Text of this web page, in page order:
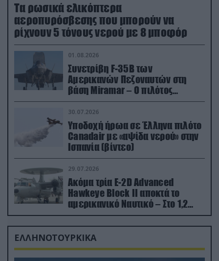
Τα ρωσικά ελικόπτερα
αεροπυρόσβεσης που μπορούν να
ρίχνουν 5 τόνους νερού με 8 μποφόρ
01.08.2026
Συνετρίβη F-35B των
Αμερικανών Πεζοναυτών στη
βάση Miramar – Ο πιλότος
εκτινάχθηκε εγκαίρως
30.07.2026
Υποδοχή ήρωα σε Έλληνα πιλότο
Canadair με «αψίδα νερού» στην
Ισπανία (βίντεο)
29.07.2026
Ακόμα τρία E-2D Advanced
Hawkeye Block II αποκτά το
αμερικανικό Ναυτικό – Στο 1,2
δισ.δολάρια το κόστος
ΕΛΛΗΝΟΤΟΥΡΚΙΚΑ